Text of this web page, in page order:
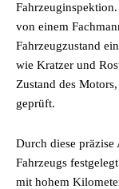
von einem
Fahrzeugzustand
wie Kratzer und
Zustand des
geprüft.
Durch diese präzise
Fahrzeugs
mit hohem